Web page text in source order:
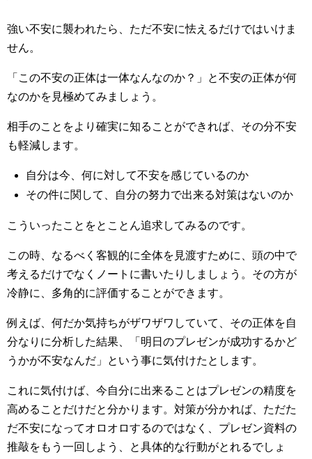
強い不安に襲われたら、ただ不安に怯えるだけではいけま
せん。
「この不安の正体は一体なんなのか？」と不安の正体が何
なのかを見極めてみましょう。
相手のことをより確実に知ることができれば、その分不安
も軽減します。
自分は今、何に対して不安を感じているのか
その件に関して、自分の努力で出来る対策はないのか
こういったことをとことん追求してみるのです。
この時、なるべく客観的に全体を見渡すために、頭の中で
考えるだけでなくノートに書いたりしましょう。その方が
冷静に、多角的に評価することができます。
例えば、何だか気持ちがザワザワしていて、その正体を自
分なりに分析した結果、「明日のプレゼンが成功するかど
うかが不安なんだ」という事に気付けたとします。
これに気付けば、今自分に出来ることはプレゼンの精度を
高めることだけだと分かります。対策が分かれば、ただた
だ不安になってオロオロするのではなく、プレゼン資料の
推敲をもう一回しよう、と具体的な行動がとれるでしょ